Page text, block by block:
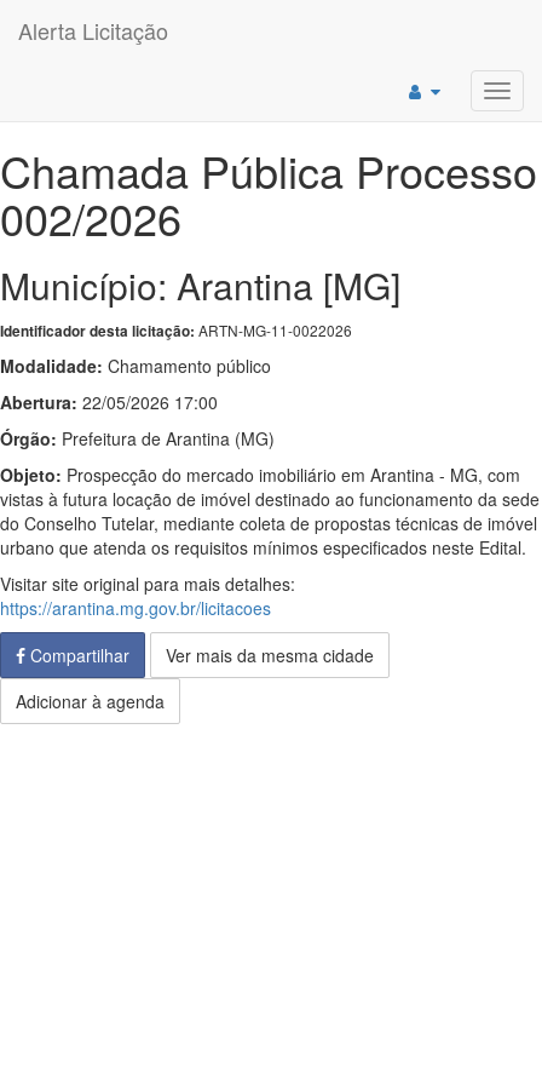
Alerta Licitação
Chamada Pública Processo
002/2026
Município: Arantina [MG]
Identificador desta licitação: ARTN-MG-11-0022026
Modalidade: Chamamento público
Abertura: 22/05/2026 17:00
Órgão: Prefeitura de Arantina (MG)
Objeto: Prospecção do mercado imobiliário em Arantina - MG, com
vistas à futura locação de imóvel destinado ao funcionamento da sede
do Conselho Tutelar, mediante coleta de propostas técnicas de imóvel
urbano que atenda os requisitos mínimos especificados neste Edital.
Visitar site original para mais detalhes:
https://arantina.mg.gov.br/licitacoes
Compartilhar
Ver mais da mesma cidade
Adicionar à agenda